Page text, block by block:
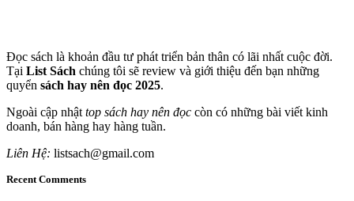
Đọc sách là khoản đầu tư phát triển bản thân có lãi nhất cuộc đời.
Tại List Sách chúng tôi sẽ review và giới thiệu đến bạn những
quyển sách hay nên đọc 2025.
Ngoài cập nhật top sách hay nên đọc còn có những bài viết kinh
doanh, bán hàng hay hàng tuần.
Liên Hệ: listsach@gmail.com
Recent Comments